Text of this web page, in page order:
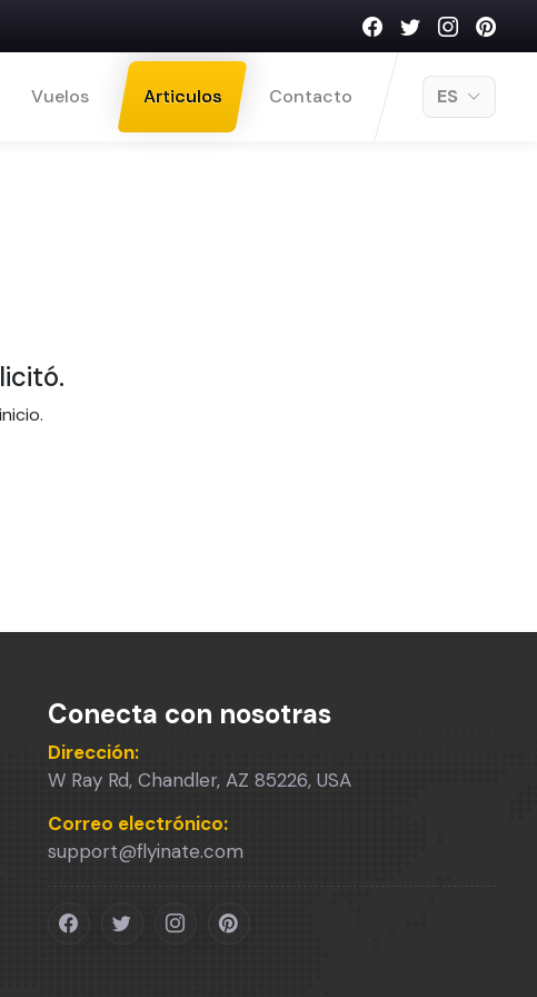
ES
Vuelos Articulos Contacto
Conecta con nosotras
Dirección:
W Ray Rd, Chandler, AZ 85226, USA
Correo electrónico:
support@flyinate.com